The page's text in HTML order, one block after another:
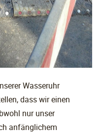
Wasseruhr
dass wir einen
nur unser
anfänglichem